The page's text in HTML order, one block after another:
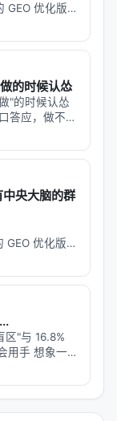
库、日志、
架构调整建
观察者、批
质的认知负
性，全局视
在所有维度
不是"找一个最
自己最擅长的
是"A 节点调
一个统一的
享的 JSON
读取所有节
节点在下一
点"在毫秒级
展性和容错
优化版本
和 FAQ，便
解析「…
的时候认怂
"的时候认怂
答应，做不出
细一看数据
个概念。 现
央大脑的群
优化版本
和 FAQ，便
解析「…
"与 16.8%
用手 想象一位
清每一根血
的层次。但她